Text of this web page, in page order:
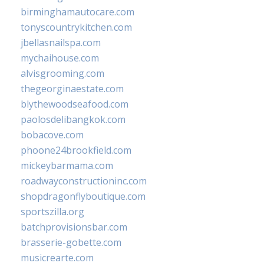
birminghamautocare.com
tonyscountrykitchen.com
jbellasnailspa.com
mychaihouse.com
alvisgrooming.com
thegeorginaestate.com
blythewoodseafood.com
paolosdelibangkok.com
bobacove.com
phoone24brookfield.com
mickeybarmama.com
roadwayconstructioninc.com
shopdragonflyboutique.com
sportszilla.org
batchprovisionsbar.com
brasserie-gobette.com
musicrearte.com